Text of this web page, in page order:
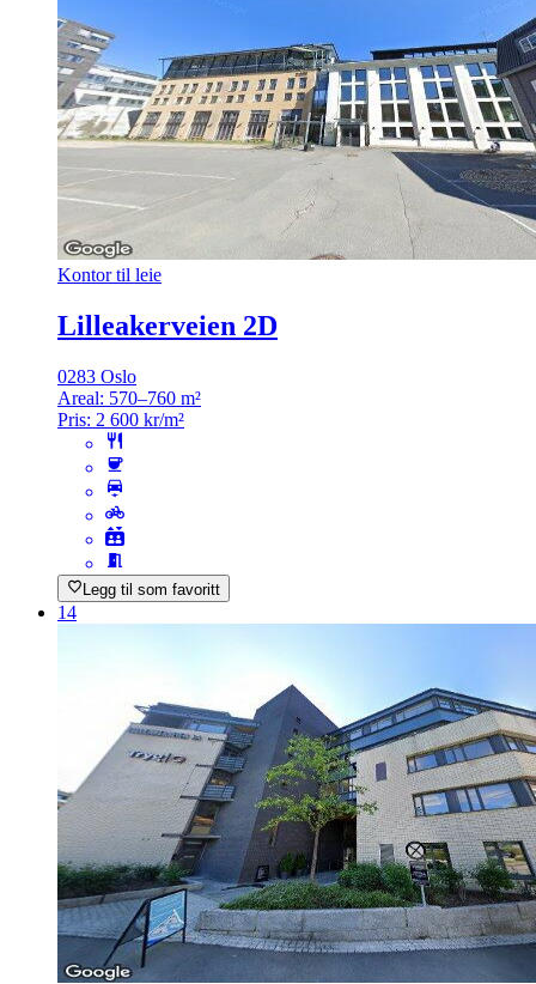
Kontor til leie
Lilleakerveien 2D
0283 Oslo
Areal: 570–760 m²
Pris: 2 600 kr/m²
Legg til som favoritt
14